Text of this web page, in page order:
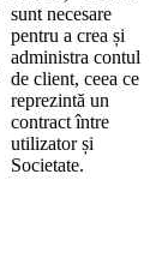
sunt necesare
pentru a crea și
administra contul
de client, ceea ce
reprezintă un
contract între
utilizator și
Societate.